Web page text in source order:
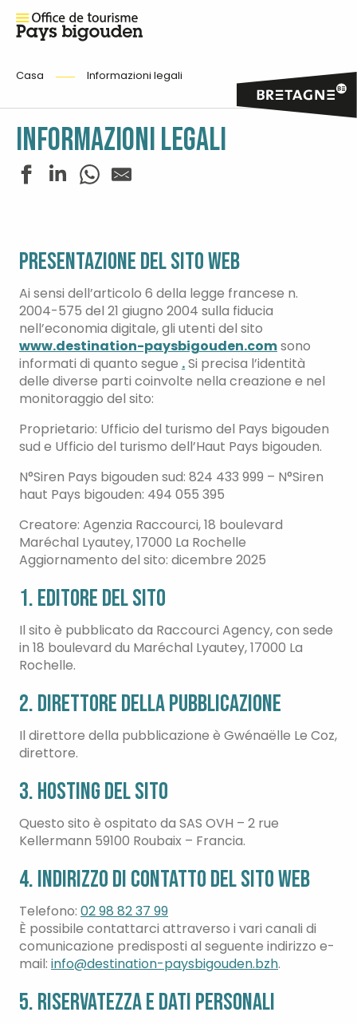
Casa Informazioni legali
INFORMAZIONI LEGALI
Presentazione del sito web
Ai sensi dell’articolo 6 della legge francese n.
2004-575 del 21 giugno 2004 sulla fiducia
nell’economia digitale, gli utenti del sito
www.destination-paysbigouden.comsono
informati di quanto segue .Si precisa l’identità
delle diverse parti coinvolte nella creazione e nel
monitoraggio del sito:
Proprietario: Ufficio del turismo del Pays bigouden
sud e Ufficio del turismo dell’Haut Pays bigouden.
N°Siren Pays bigouden sud: 824 433 999 – N°Siren
haut Pays bigouden: 494 055 395
Creatore: Agenzia Raccourci, 18 boulevard
Maréchal Lyautey, 17000 La Rochelle
Aggiornamento del sito: dicembre 2025
1. Editore del sito
Il sito è pubblicato da Raccourci Agency, con sede
in 18 boulevard du Maréchal Lyautey, 17000 La
Rochelle.
2. Direttore della pubblicazione
Il direttore della pubblicazione è Gwénaëlle Le Coz,
direttore.
3. Hosting del sito
Questo sito è ospitato da SAS OVH – 2 rue
Kellermann 59100 Roubaix – Francia.
4. Indirizzo di contatto del sito web
Telefono: 02 98 82 37 99
È possibile contattarci attraverso i vari canali di
comunicazione predisposti al seguente indirizzo e-
mail: info@destination-paysbigouden.bzh.
5. Riservatezza e dati personali